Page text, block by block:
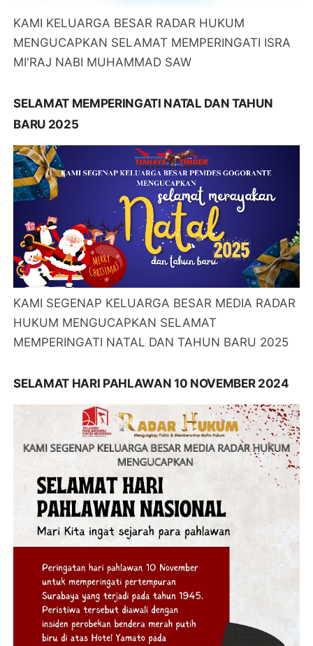
KAMI KELUARGA BESAR RADAR HUKUM
MENGUCAPKAN SELAMAT MEMPERINGATI ISRA
MI'RAJ NABI MUHAMMAD SAW
SELAMAT MEMPERINGATI NATAL DAN TAHUN
BARU 2025
KAMI SEGENAP KELUARGA BESAR MEDIA RADAR
HUKUM MENGUCAPKAN SELAMAT
MEMPERINGATI NATAL DAN TAHUN BARU 2025
SELAMAT HARI PAHLAWAN 10 NOVEMBER 2024